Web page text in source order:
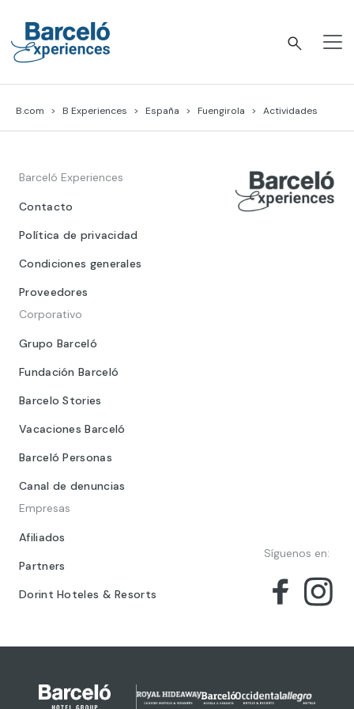
content
B.com B Experiences España Fuengirola Actividades
Barceló Experiences
Contacto
Política de privacidad
Condiciones generales
Proveedores
Corporativo
Grupo Barceló
Fundación Barceló
Barcelo Stories
Vacaciones Barceló
Barceló Personas
Canal de denuncias
Empresas
Afiliados
Partners
Dorint Hoteles & Resorts
Síguenos en: